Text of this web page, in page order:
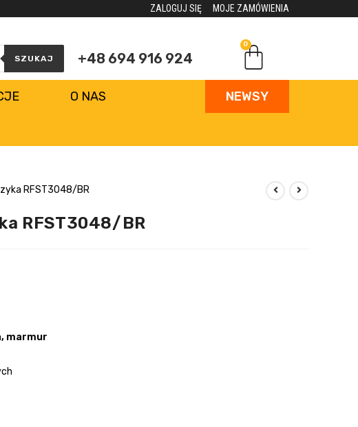
ZALOGUJ SIĘ MOJE ZAMÓWIENIA
SZUKAJ +48 694 916 924
0
O NAS NEWSY
RFST3048/BR
RFST3048/BR
marmur